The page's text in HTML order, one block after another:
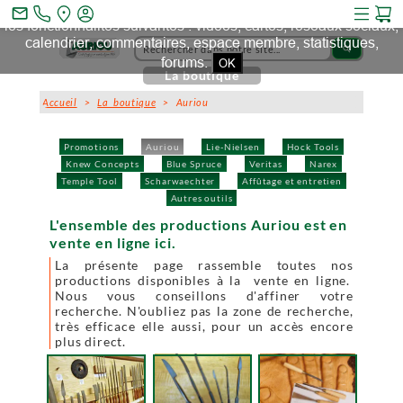
search
Promotions Auriou Lie-Nielsen
Hock Tools
Knew Concepts
Blue Spruce Veritas
Narex
Temple Tool
Scharwaechter
Affûtage et entretien
Autres outils
La boutique
Accueil >La boutique > Auriou
L'ensemble des productions Auriou est en
vente en ligne ici.
La présente page rassemble toutes nos
productions disponibles à la vente en ligne.
Nous vous conseillons d'affiner votre
recherche. N'oubliez pas la zone de recherche,
très efficace elle aussi, pour un accès encore
plus direct.
mail_outline
Ce site et des sites tiers qu'il utilise collectent des cookies pour
les fonctionnalités suivantes : vidéos, cartes, réseaux sociaux,
calendrier, commentaires, espace membre, statistiques,
forums. OK